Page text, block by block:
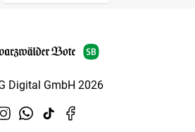
Digital GmbH 2026